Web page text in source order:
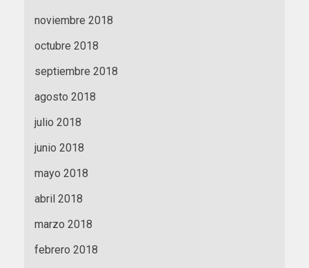
noviembre 2018
octubre 2018
septiembre 2018
agosto 2018
julio 2018
junio 2018
mayo 2018
abril 2018
marzo 2018
febrero 2018